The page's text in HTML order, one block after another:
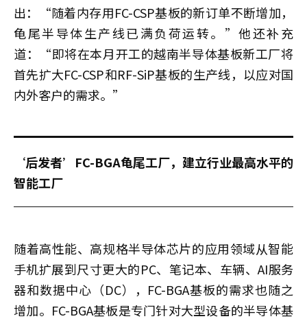
出：“随着内存用FC-CSP基板的新订单不断增加，
龟尾半导体生产线已满负荷运转。”他还补充
道：“即将在本月开工的越南半导体基板新工厂将
首先扩大FC-CSP和RF-SiP基板的生产线，以应对国
内外客户的需求。”
‘后发者’FC-BGA龟尾工厂，建立行业最高水平的
智能工厂
随着高性能、高规格半导体芯片的应用领域从智能
手机扩展到尺寸更大的PC、笔记本、车辆、AI服务
器和数据中心（DC），FC-BGA基板的需求也随之
增加。FC-BGA基板是专门针对大型设备的半导体基